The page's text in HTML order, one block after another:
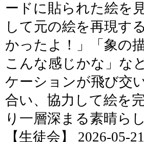
ードに貼られた絵を
して元の絵を再現す
かったよ！」「象の
こんな感じかな」な
ケーションが飛び交
合い、協力して絵を
り一層深まる素晴ら
【生徒会】 2026-05-